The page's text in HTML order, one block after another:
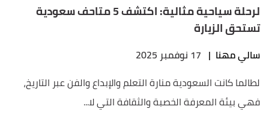
لرحلة سياحية مثالية: اكتشف 5 متاحف سعودية
تستحق الزيارة
سالي مهنا | 17 نوفمبر 2025
لطالما كانت السعودية منارة التعلم والإبداع والفن عبر التاريخ،
فهي بيئة المعرفة الخصبة والثقافة التي لا...